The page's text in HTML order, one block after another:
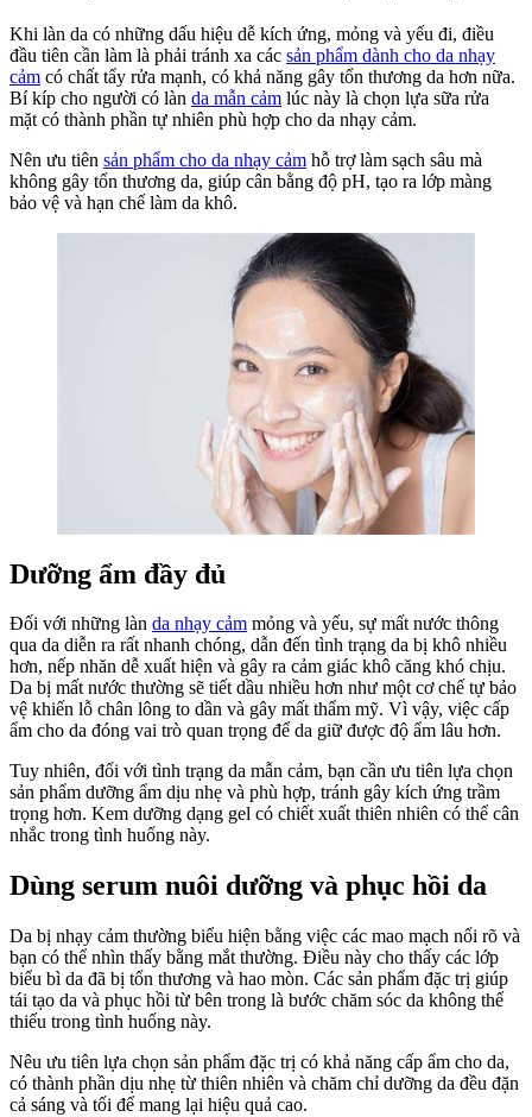
Khi làn da có những dấu hiệu dễ kích ứng, mỏng và yếu đi, điều
đầu tiên cần làm là phải tránh xa các sản phẩm dành cho da nhạy
cảm có chất tẩy rửa mạnh, có khả năng gây tổn thương da hơn nữa.
Bí kíp cho người có làn da mẫn cảm lúc này là chọn lựa sữa rửa
mặt có thành phần tự nhiên phù hợp cho da nhạy cảm.
Nên ưu tiên sản phẩm cho da nhạy cảm hỗ trợ làm sạch sâu mà
không gây tổn thương da, giúp cân bằng độ pH, tạo ra lớp màng
bảo vệ và hạn chế làm da khô.
Dưỡng ẩm đầy đủ
Đối với những làn da nhạy cảm mỏng và yếu, sự mất nước thông
qua da diễn ra rất nhanh chóng, dẫn đến tình trạng da bị khô nhiều
hơn, nếp nhăn dễ xuất hiện và gây ra cảm giác khô căng khó chịu.
Da bị mất nước thường sẽ tiết dầu nhiều hơn như một cơ chế tự bảo
vệ khiến lỗ chân lông to dần và gây mất thẩm mỹ. Vì vậy, việc cấp
ẩm cho da đóng vai trò quan trọng để da giữ được độ ẩm lâu hơn.
Tuy nhiên, đối với tình trạng da mẫn cảm, bạn cần ưu tiên lựa chọn
sản phẩm dưỡng ẩm dịu nhẹ và phù hợp, tránh gây kích ứng trầm
trọng hơn. Kem dưỡng dạng gel có chiết xuất thiên nhiên có thể cân
nhắc trong tình huống này.
Dùng serum nuôi dưỡng và phục hồi da
Da bị nhạy cảm thường biểu hiện bằng việc các mao mạch nổi rõ và
bạn có thể nhìn thấy bằng mắt thường. Điều này cho thấy các lớp
biểu bì da đã bị tổn thương và hao mòn. Các sản phẩm đặc trị giúp
tái tạo da và phục hồi từ bên trong là bước chăm sóc da không thể
thiếu trong tình huống này.
Nêu ưu tiên lựa chọn sản phẩm đặc trị có khả năng cấp ẩm cho da,
có thành phần dịu nhẹ từ thiên nhiên và chăm chỉ dưỡng da đều đặn
cả sáng và tối để mang lại hiệu quả cao.